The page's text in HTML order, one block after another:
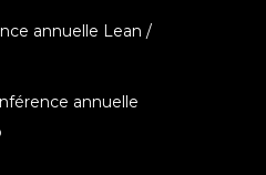
annuelle Lean /
annuelle